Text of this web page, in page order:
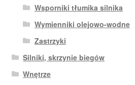
Wsporniki tłumika silnika
Wymienniki olejowo-wodne
Zastrzyki
Silniki, skrzynie biegów
Wnętrze